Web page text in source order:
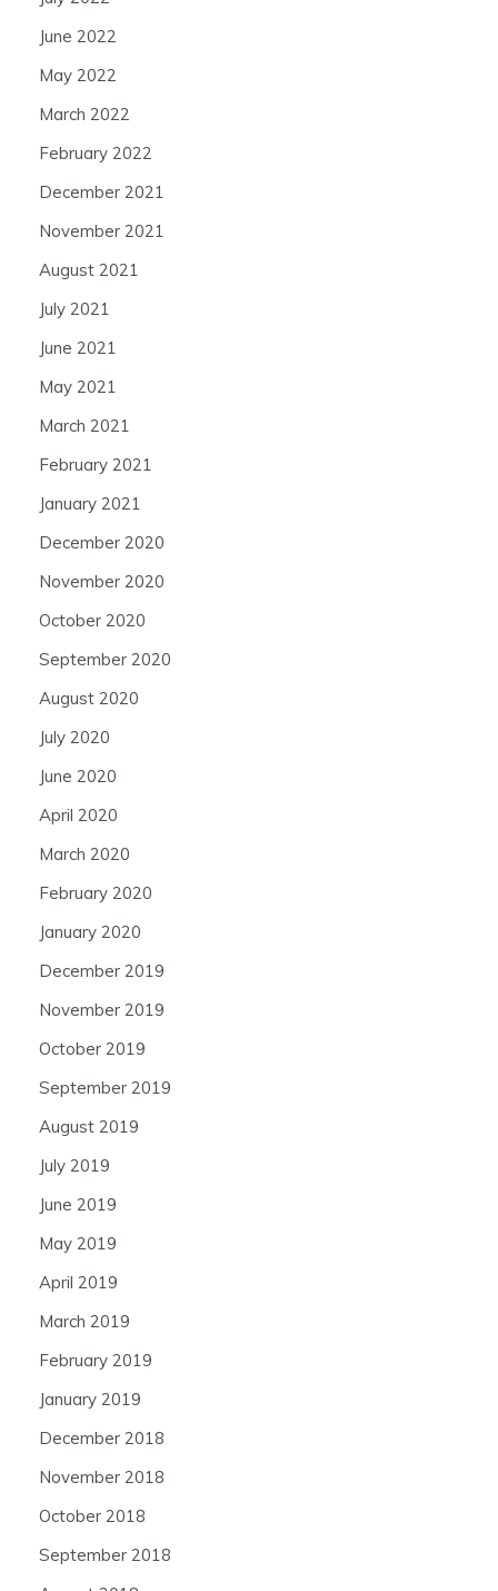
June 2022
May 2022
March 2022
February 2022
December 2021
November 2021
August 2021
July 2021
June 2021
May 2021
March 2021
February 2021
January 2021
December 2020
November 2020
October 2020
September 2020
August 2020
July 2020
June 2020
April 2020
March 2020
February 2020
January 2020
December 2019
November 2019
October 2019
September 2019
August 2019
July 2019
June 2019
May 2019
April 2019
March 2019
February 2019
January 2019
December 2018
November 2018
October 2018
September 2018